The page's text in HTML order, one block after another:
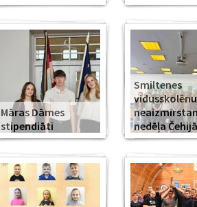
Māras Dāmes
stipendiāti
Smiltenes
vidusskolēnu
nedēļa Čehijā